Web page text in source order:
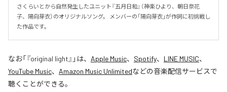
さくらいとから自然発生したユニット『五月日和』（神楽ひより、朝日奈花
子、陽向芽衣）のオリジナルソング。 メンバーの「陽向芽衣」が作詞に初挑戦し
た作品です。
なお「『original light』 」は、 Apple Music、 Spotify、 LINE MUSIC、
YouTube Music、 Amazon Music Unlimitedなどの音楽配信サービスで
聴くことができる。